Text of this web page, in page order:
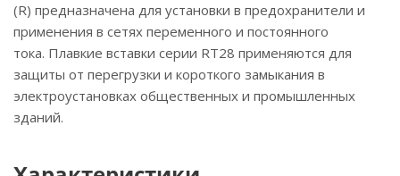
(R) предназначена для установки в предохранители и
применения в сетях переменного и постоянного
тока. Плавкие вставки серии RT28 применяются для
защиты от перегрузки и короткого замыкания в
электроустановках общественных и промышленных
зданий.